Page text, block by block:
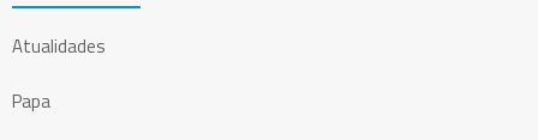
Atualidades
Papa